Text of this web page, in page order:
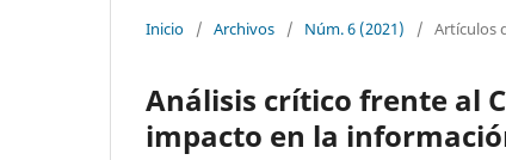
Inicio / Archivos / Núm. 6 (2021) / Artículos
Análisis crítico frente al
impacto en la